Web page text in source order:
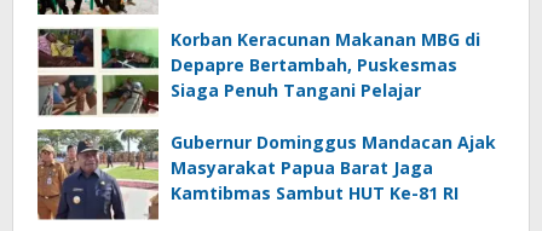
Korban Keracunan Makanan MBG di
Depapre Bertambah, Puskesmas
Siaga Penuh Tangani Pelajar
Gubernur Dominggus Mandacan Ajak
Masyarakat Papua Barat Jaga
Kamtibmas Sambut HUT Ke-81 RI